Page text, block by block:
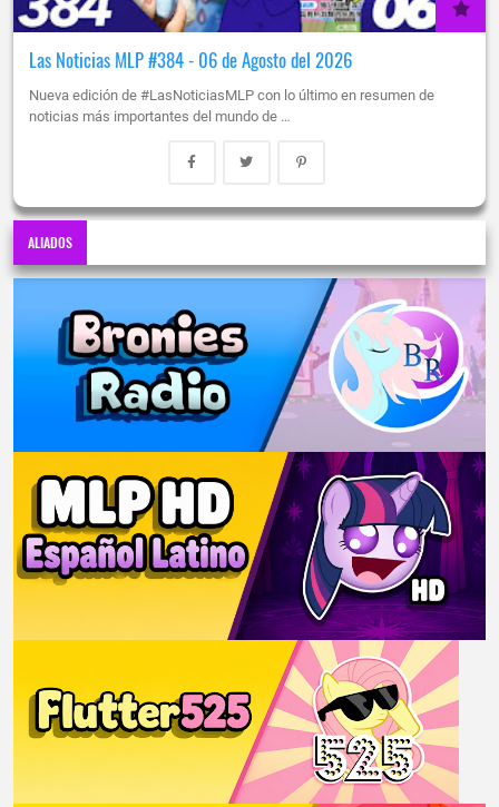
Las Noticias MLP #384 - 06 de Agosto del 2026
Nueva edición de #LasNoticiasMLP con lo último en resumen de
noticias más importantes del mundo de …
ALIADOS